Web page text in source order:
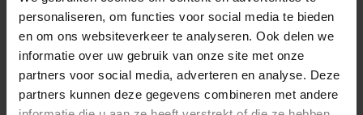
personaliseren, om functies voor social media te bieden
en om ons websiteverkeer te analyseren. Ook delen we
informatie over uw gebruik van onze site met onze
partners voor social media, adverteren en analyse. Deze
partners kunnen deze gegevens combineren met andere
mooiste projecten overal in Nederland. Logisch dus
dat samenwerken in je bloed zit, want alleen red je
het namelijk niet. Bovendien vertrouw je op je
technische kennis en weet je deze moeiteloos in de
praktijk te brengen. Wat je verder nodig hebt als